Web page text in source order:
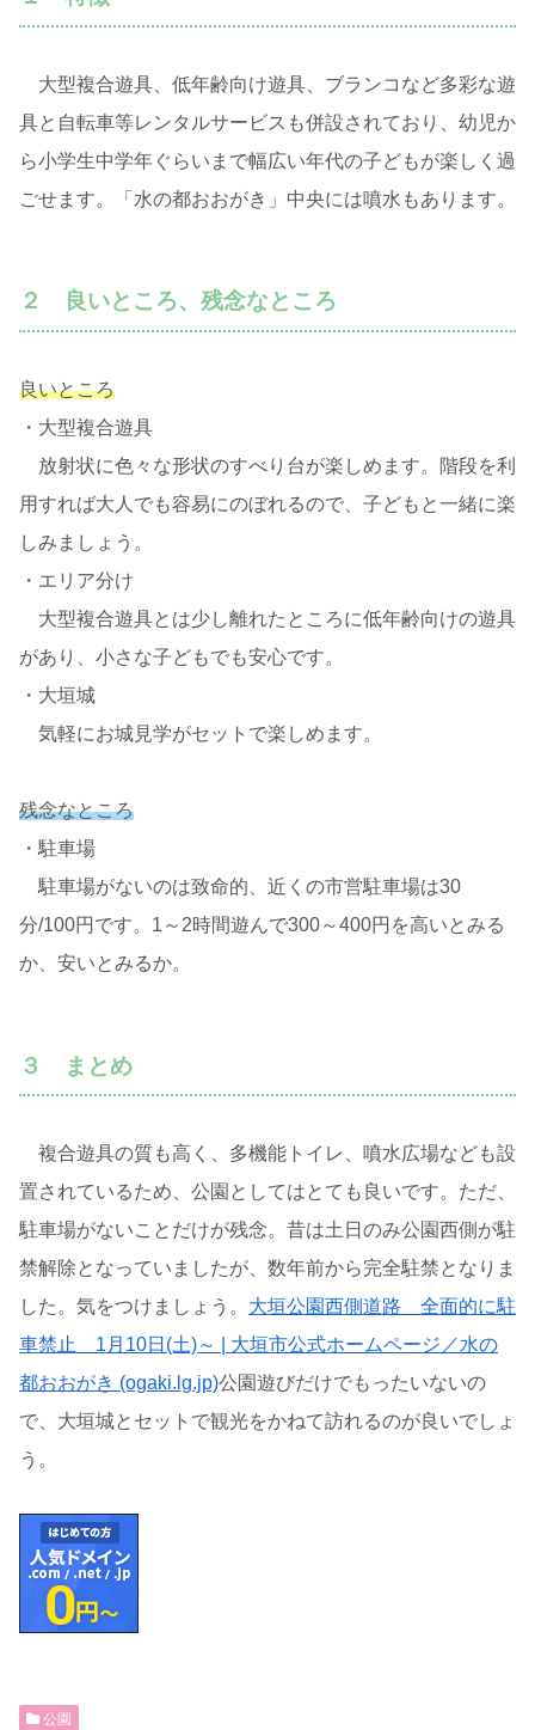
大型複合遊具、低年齢向け遊具、ブランコなど多彩な遊
具と自転車等レンタルサービスも併設されており、幼児か
ら小学生中学年ぐらいまで幅広い年代の子どもが楽しく過
ごせます。「水の都おおがき」中央には噴水もあります。
２ 良いところ、残念なところ
良いところ
・大型複合遊具
放射状に色々な形状のすべり台が楽しめます。階段を利
用すれば大人でも容易にのぼれるので、子どもと一緒に楽
しみましょう。
・エリア分け
大型複合遊具とは少し離れたところに低年齢向けの遊具
があり、小さな子どもでも安心です。
・大垣城
気軽にお城見学がセットで楽しめます。
残念なところ
・駐車場
駐車場がないのは致命的、近くの市営駐車場は30
分/100円です。1～2時間遊んで300～400円を高いとみる
か、安いとみるか。
３ まとめ
複合遊具の質も高く、多機能トイレ、噴水広場なども設
置されているため、公園としてはとても良いです。ただ、
駐車場がないことだけが残念。昔は土日のみ公園西側が駐
禁解除となっていましたが、数年前から完全駐禁となりま
した。気をつけましょう。 大垣公園西側道路 全面的に駐
車禁止 1月10日(土)～ | 大垣市公式ホームページ／水の
都おおがき (ogaki.lg.jp)公園遊びだけでもったいないの
で、大垣城とセットで観光をかねて訪れるのが良いでしょ
う。
公園